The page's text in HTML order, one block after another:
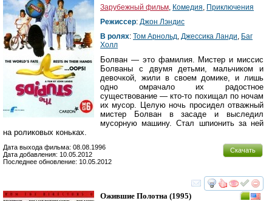
Зарубежный фильм, Комедия, Приключения
Режиссер: Джон Лэндис
В ролях: Том Арнольд, Джессика Ланди, Баг
Холл
Болван — это фамилия. Мистер и миссис
Болваны с двумя детьми, мальчиком и
девочкой, жили в своем домике, и лишь
одно омрачало их радостное
существование — кто-то похищал по ночам
их мусор. Целую ночь просидел отважный
мистер Болван в засаде и выследил
мусорную машину. Стал шпионить за ней
на роликовых коньках.
Скачать
Дата выхода фильма: 08.08.1996
Дата добавления: 10.05.2012
Последнее обновление: 10.05.2012
смотреть
Ожившие Полотна (1995)